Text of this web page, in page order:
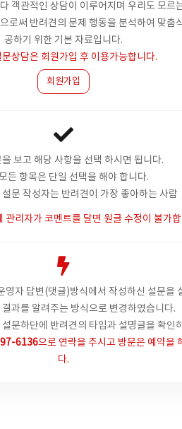
객관적인 상담이 이루어지며 우리도 모르
로써 반려견의 문제 행동을 분석하여 맞춤
공하기 위한 기본 자료입니다.
문상담은 회원가입 후 이용가능합니다.
회원가입
을 보고 해당 사항을 선택 하시면 됩니다.
든 항목은 단일 선택을 해야 합니다.
설문 작성자는 반려견이 가장 좋아하는 사람
관리자가 코멘트를 달면 원글 수정이 불가
영자 답변(댓글)방식에서 작성하신 설문을
과를 알려주는 방식으로 변경하였습니다.
문하단에 반려견의 타입과 설명글을 확인
6136으로 연락을 주시고 방문은 예약을
다.